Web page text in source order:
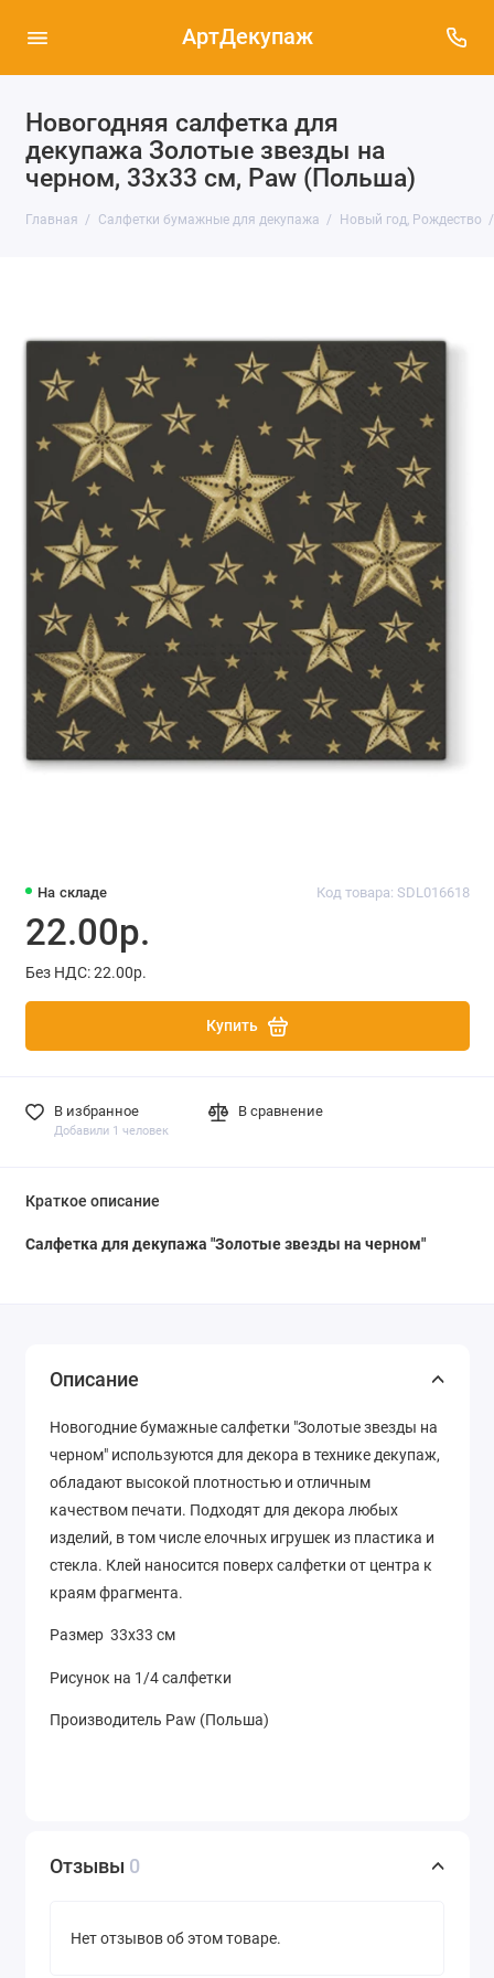
АртДекупаж
Новогодняя салфетка для
декупажа Золотые звезды на
черном, 33х33 см, Paw (Польша)
Главная Салфетки бумажные для декупажа Новый год, Рождество
На складе Код товара: SDL016618
22.00р.
Без НДС: 22.00р.
Купить
В избранное
Добавили 1 человек
В сравнение
Краткое описание
Салфетка для декупажа "Золотые звезды на черном"
Описание
Новогодние бумажные салфетки "Золотые звезды на
черном" используются для декора в технике декупаж,
обладают высокой плотностью и отличным
качеством печати. Подходят для декора любых
изделий, в том числе елочных игрушек из пластика и
стекла. Клей наносится поверх салфетки от центра к
краям фрагмента.
Размер 33х33 см
Рисунок на 1/4 салфетки
Производитель Paw (Польша)
Отзывы 0
Нет отзывов об этом товаре.